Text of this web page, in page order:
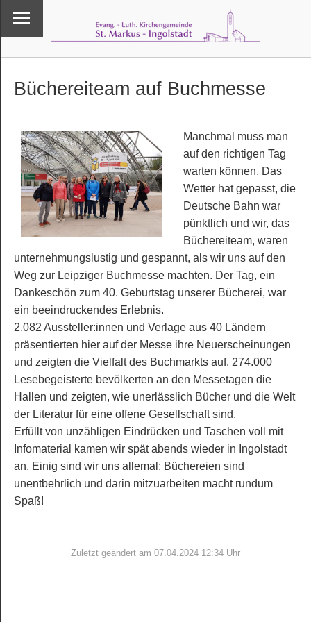
Büchereiteam auf Buchmesse
Manchmal muss man
auf den richtigen Tag
warten können. Das
Wetter hat gepasst, die
Deutsche Bahn war
pünktlich und wir, das
Büchereiteam, waren
unternehmungslustig und gespannt, als wir uns auf den
Weg zur Leipziger Buchmesse machten. Der Tag, ein
Dankeschön zum 40. Geburtstag unserer Bücherei, war
ein beeindruckendes Erlebnis.
2.082 Aussteller:innen und Verlage aus 40 Ländern
präsentierten hier auf der Messe ihre Neuerscheinungen
und zeigten die Vielfalt des Buchmarkts auf. 274.000
Lesebegeisterte bevölkerten an den Messetagen die
Hallen und zeigten, wie unerlässlich Bücher und die Welt
der Literatur für eine offene Gesellschaft sind.
Erfüllt von unzähligen Eindrücken und Taschen voll mit
Infomaterial kamen wir spät abends wieder in Ingolstadt
an. Einig sind wir uns allemal: Büchereien sind
unentbehrlich und darin mitzuarbeiten macht rundum
Spaß!
Zuletzt geändert am 07.04.2024 12:34 Uhr